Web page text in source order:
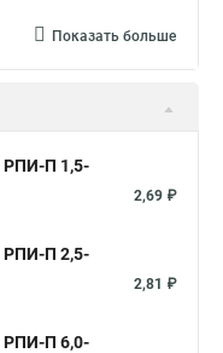
Показать больше
РПИ-П 1,5-
2,69 ₽
РПИ-П 2,5-
2,81 ₽
РПИ-П 6,0-